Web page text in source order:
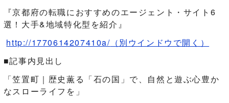
『京都府の転職におすすめのエージェント・サイト6
選！大手&地域特化型を紹介』
http://1770614207410a/ （別ウインドウで開く）
■記事内見出し
「笠置町｜歴史薫る「石の国」で、自然と遊ぶ心豊か
なスローライフを」